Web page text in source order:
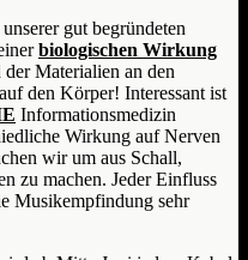
gut begründeten
biologischen Wirkung
Materialien an den
den Körper! Interessant ist
Informationsmedizin
Wirkung auf Nerven
wir um aus Schall,
zu machen. Jeder Einfluss
Musikempfindung sehr